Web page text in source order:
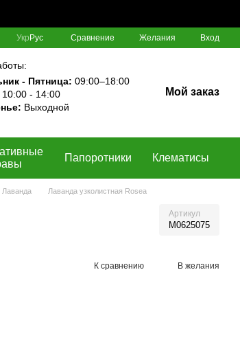
Укр Рус Сравнение Желания Вход
- Пятница: 09:00–18:00
10:00 - 14:00
Выходной
Мой заказ
Папоротники Клематисы
Лаванда Лаванда узколистная Rosea
Артикул
M0625075
К сравнению В желания